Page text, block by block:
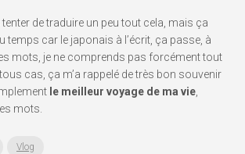
de traduire un peu tout cela, mais ça
temps car le japonais à l’écrit, ça passe, à
mots, je ne comprends pas forcément tout
cas, ça m’a rappelé de très bon souvenir
le meilleur voyage de ma vie
mots.
Vlog